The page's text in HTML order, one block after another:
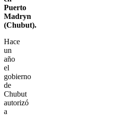
Puerto
Madryn
(Chubut).
Hace
un
año
el
gobierno
de
Chubut
autorizó
a